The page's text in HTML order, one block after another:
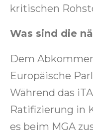
kritischen
Was sind die
Dem
Europäische
Während das
Ratifizierung in
es beim MGA